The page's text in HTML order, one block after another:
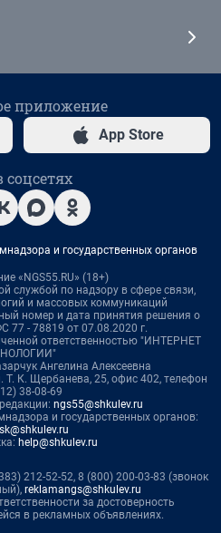
приложение
App Store
и государственных органов
«NGS55.RU» (18+)
службой по надзору в сфере связи,
и массовых коммуникаций
номер и дата принятия решения о
77 - 78819 от 07.08.2020 г.
ответственностью "ИНТЕРНЕТ
Ангелина Алексеевна
Т. К. Щербанева, 25, офис 402, телефон
38-08-69
ngs55@shkulev.ru
и государственных органов:
help@shkulev.ru
212-52-52, 8 (800) 200-03-83 (звонок
reklamangs@shkulev.ru
за достоверность
в рекламных объявлениях.